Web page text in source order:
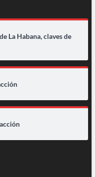
La Habana, claves de